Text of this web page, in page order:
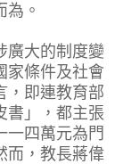
。
廣大的制度變
家條件及社會
，即連教育部
書」，都主張
一四萬元為門
而，教長蔣偉